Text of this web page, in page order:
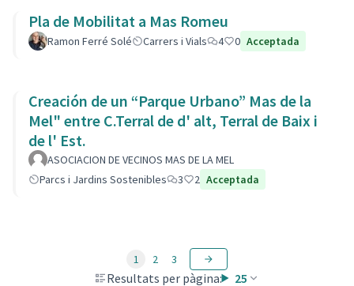
Pla de Mobilitat a Mas Romeu
Ramon Ferré Solé Carrers i Vials 4 0 Acceptada
Creación de un “Parque Urbano” Mas de la
Mel" entre C.Terral de d' alt, Terral de Baix i
de l' Est.
ASOCIACION DE VECINOS MAS DE LA MEL
Parcs i Jardins Sostenibles
3 2 Acceptada
Resultats per pàgina: 25
1 2 3